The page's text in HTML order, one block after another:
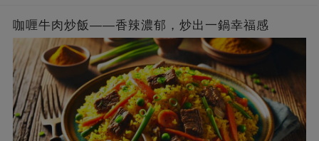
咖喱牛肉炒飯——香辣濃郁，炒出一鍋幸福感